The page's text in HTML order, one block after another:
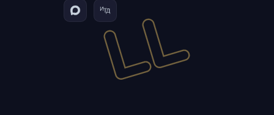
— это уникальная тема для XenForo, построенная на
концепции плиток. Она предлагает необычную компоновку
узлов, полностью адаптивна и оснащена яркими виджетами.
Независимо от того, что вы хотите создать, наша тема
содержит всё необходимое для быстрого старта. Попробуйте
её сегодня и убедитесь, как она выведет вашу онлайн-